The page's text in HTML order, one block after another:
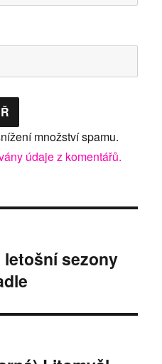
množství spamu.
údaje z komentářů.
sezony